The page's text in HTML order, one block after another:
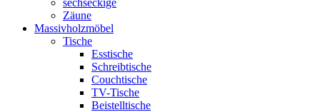
sechseckige
Zäune
Massivholzmöbel
Tische
Esstische
Schreibtische
Couchtische
TV-Tische
Beistelltische